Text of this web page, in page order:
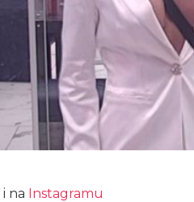
na Instagramu